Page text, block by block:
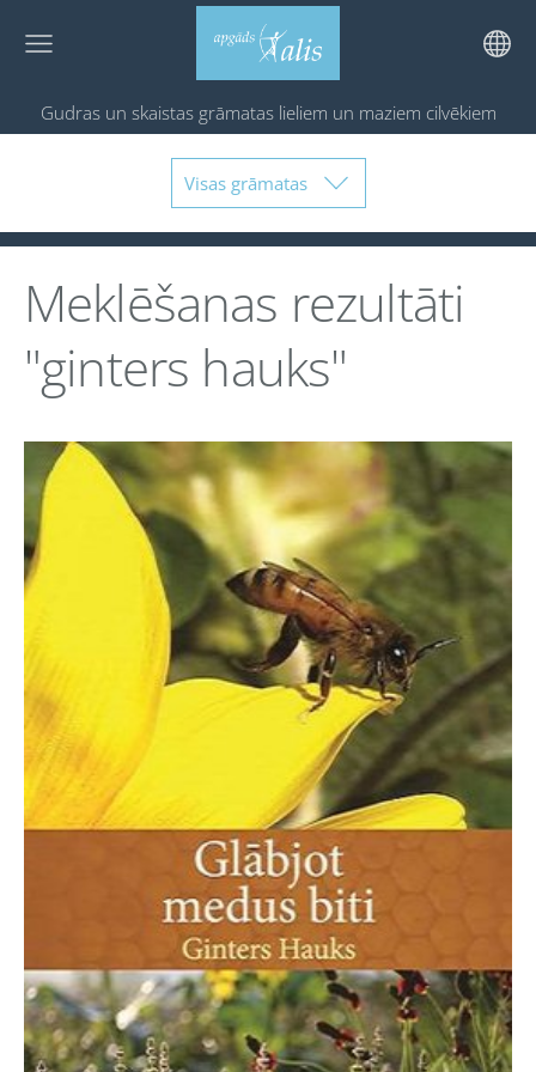
Gudras un skaistas grāmatas lieliem un maziem cilvēkiem
Visas grāmatas
Meklēšanas rezultāti
"ginters hauks"